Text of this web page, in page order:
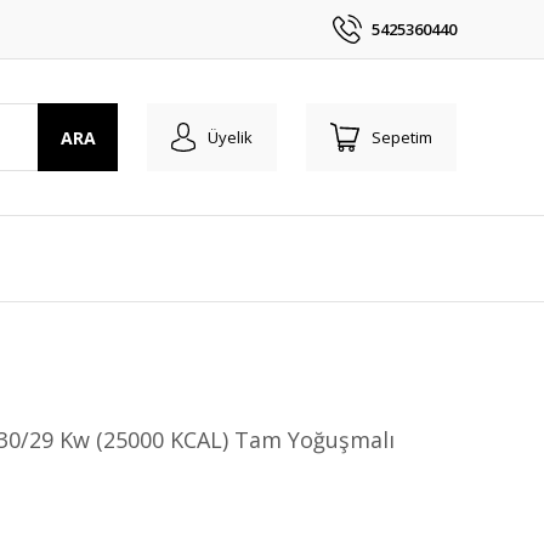
5425360440
ARA Üyelik Sepetim
29 Kw (25000 KCAL) Tam Yoğuşmalı